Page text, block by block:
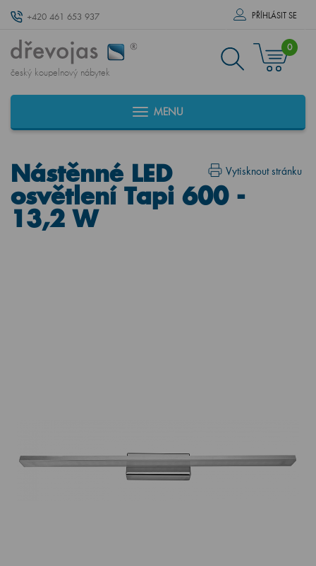
+420 461 653 937 PŘÍHLÁSIT SE
český koupelnový nábytek
0
MENU
Vytisknout stránku
Nástěnné LED
osvětlení Tapi 600 -
13,2 W